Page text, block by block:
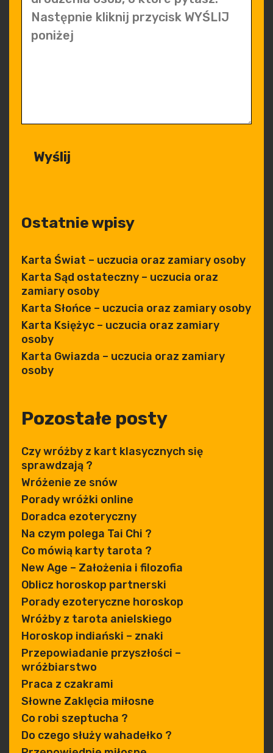
Ostatnie wpisy
Karta Świat – uczucia oraz zamiary osoby
Karta Sąd ostateczny – uczucia oraz
zamiary osoby
Karta Słońce – uczucia oraz zamiary osoby
Karta Księżyc – uczucia oraz zamiary
osoby
Karta Gwiazda – uczucia oraz zamiary
osoby
Pozostałe posty
Czy wróżby z kart klasycznych się
sprawdzają ?
Wróżenie ze snów
Porady wróżki online
Doradca ezoteryczny
Na czym polega Tai Chi ?
Co mówią karty tarota ?
New Age – Założenia i filozofia
Oblicz horoskop partnerski
Porady ezoteryczne horoskop
Wróżby z tarota anielskiego
Horoskop indiański – znaki
Przepowiadanie przyszłości –
wróżbiarstwo
Praca z czakrami
Słowne Zaklęcia miłosne
Co robi szeptucha ?
Do czego służy wahadełko ?